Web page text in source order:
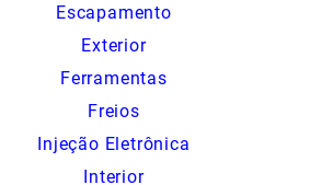
Escapamento
Exterior
Ferramentas
Freios
Injeção Eletrônica
Interior